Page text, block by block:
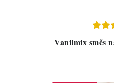
Vanilmix směs